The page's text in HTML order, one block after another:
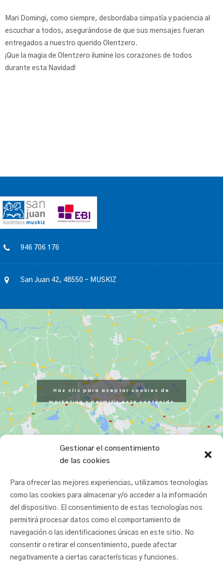
Gestionar el consentimiento
de las cookies
Para ofrecer las mejores experiencias, utilizamos tecnologías
como las cookies para almacenar y/o acceder a la información
del dispositivo. El consentimiento de estas tecnologías nos
permitirá procesar datos como el comportamiento de
navegación o las identificaciones únicas en este sitio. No
consentir o retirar el consentimiento, puede afectar
negativamente a ciertas características y funciones.
Mari Domingi, como siempre, desbordaba simpatía y paciencia al
escuchar a todos, asegurándose de que sus mensajes fueran
entregados a nuestro querido Olentzero.
¡Que la magia de Olentzero ilumine los corazones de todos
durante esta Navidad!
946 706 176
San Juan 42, 48550 – MUSKIZ
Haz clic para aceptar cookies de
marketing y permitir este contenido